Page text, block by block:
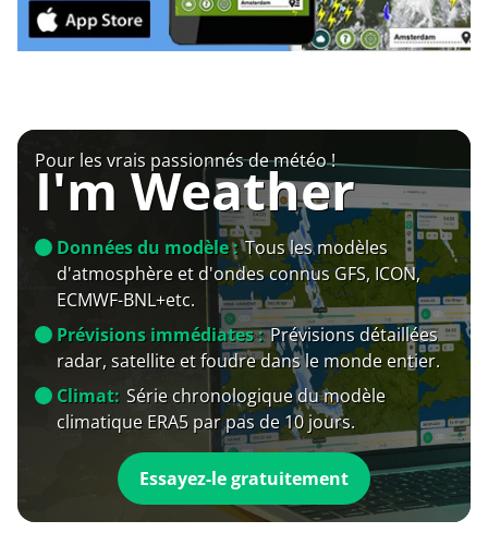
Pour les vrais passionnés de météo !
I'm Weather
Données du modèle : Tous les modèles
d'atmosphère et d'ondes connus GFS, ICON,
ECMWF-BNL+etc.
Prévisions immédiates : Prévisions détaillées
radar, satellite et foudre dans le monde entier.
Climat: Série chronologique du modèle
climatique ERA5 par pas de 10 jours.
Essayez-le gratuitement